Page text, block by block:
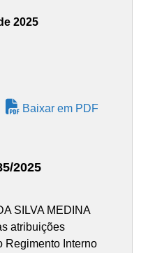
2025
Baixar em PDF
2025
SILVA MEDINA
atribuições
Regimento Interno